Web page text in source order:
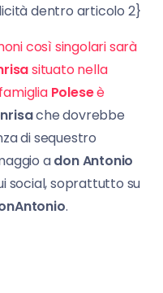
dentro articolo 2}
così singolari sarà
situato nella
Poleseè
che dovrebbe
di sequestro
adon Antonio
social, soprattutto su
.